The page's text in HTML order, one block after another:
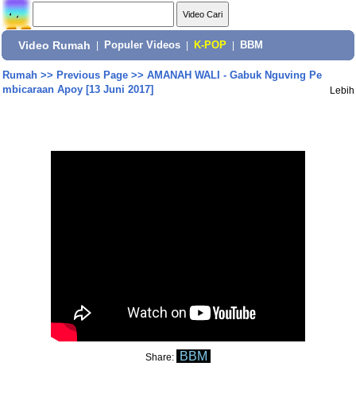
Video Rumah Populer Videos K-POP BBM
Rumah>> Previous Page>> AMANAH WALI - Gabuk Nguving Pe
mbicaraan Apoy [13 Juni 2017]
Lebih
Share: BBM